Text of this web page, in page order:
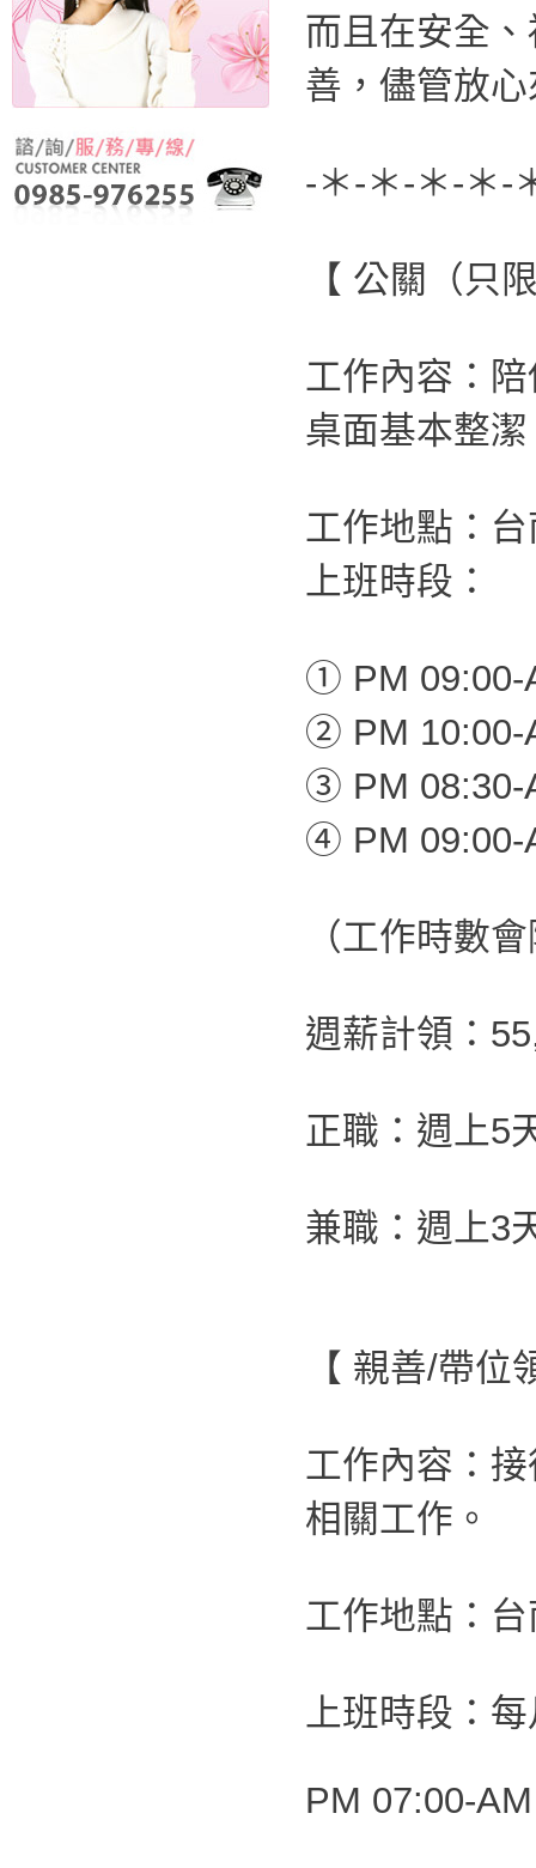
而且在安全
善，儘管放
-＊-＊-＊-＊-
【 公關（只
工作內容：
桌面基本整潔
工作地點：
上班時段：
① PM 09:00-
② PM 10:00-
③ PM 08:30-
④ PM 09:00-
（工作時數
週薪計領：
正職：週上5
兼職：週上3
【 親善/帶
工作內容：
相關工作。
工作地點：
上班時段：
PM 07:00-